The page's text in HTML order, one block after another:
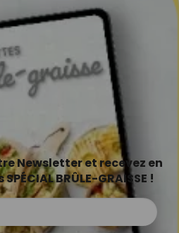
Newsletter et recevez en
BRÛLE-GRAISSE !